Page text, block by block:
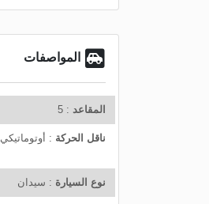
المواصفات
المقاعد : 5
ناقل الحركة : أوتوماتيكي
نوع السيارة : سيدان